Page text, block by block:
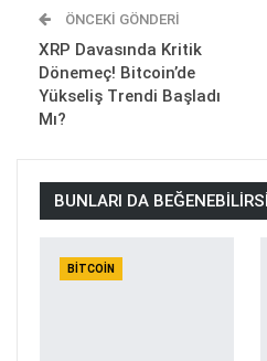
ÖNCEKI GÖNDERI
XRP Davasında Kritik
Dönemeç! Bitcoin’de
Yükseliş Trendi Başladı
Mı?
BUNLARI DA
BITCOIN